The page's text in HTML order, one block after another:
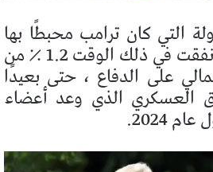
التي كان ترامب محبطًا بها
كانت ألمانيا ، التي أنفقت في ذلك الوقت 1.2 ٪ من
على الدفاع ، حتى بعيدًا
العسكري الذي وعد أعضاء
2024.